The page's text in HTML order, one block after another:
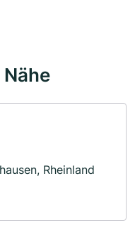
Rheinland